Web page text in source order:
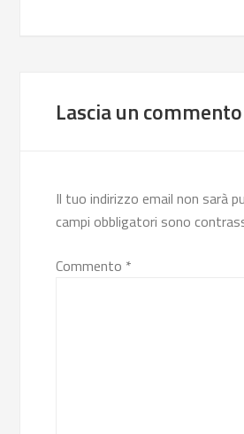
Lascia un commento
Il tuo indirizzo email non sarà
campi obbligatori sono
Commento *